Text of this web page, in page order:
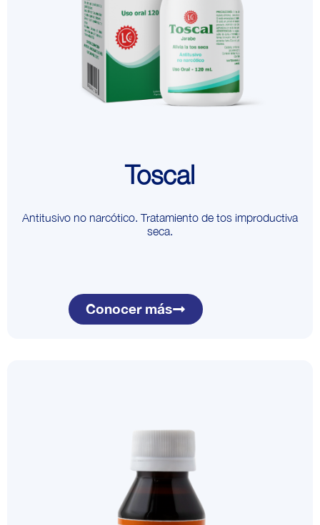
Toscal
Antitusivo no narcótico. Tratamiento de tos improductiva
seca.
Conocer más